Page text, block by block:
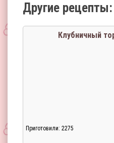
Другие рецепты:
Клубничный
Приготовили: 2275